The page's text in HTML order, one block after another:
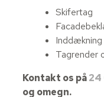
Skifertag
Tagrender
Kontakt os på24
og omegn.